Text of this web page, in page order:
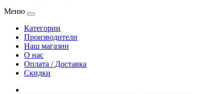
Меню
Категории
Производители
Наш магазин
О нас
Оплата / Доставка
Скидки